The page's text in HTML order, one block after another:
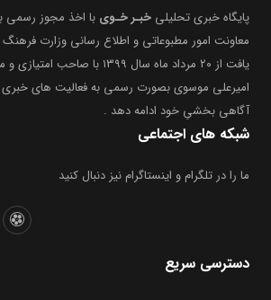
پایگاه خبری تحلیلی خبـر خـوی
معاونت امور مطبوعاتی و اطلاع رسانی وزارت فرهنگ
یافت از ۲۰ مرداد ماه سال ۱۳۹۹ با
امیرعلی موسوی بصورت رسمی به فعالیت های خبری
آگاهی بخشیِ خود ادامه دهد .
شبکه های اجتماعی
ما را در تلگرام و اینستاگرام نیز دنبال کنید
دسترسی سریع